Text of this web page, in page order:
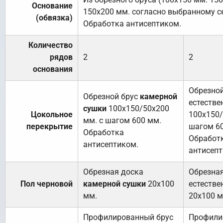
Основание
(обвязка)
150х200 мм. согласно выбранному
Обработка антисептиком.
Количество
рядов
основания
2 2
Цокольное
перекрытие
Обрезной брус камерной
сушки 100х150/50х200
мм. с шагом 600 мм.
Обработка
антисептиком.
шагом
Пол черновой
Обрезная доска
камерной сушки 20х100
мм.
20х100
Профилированный брус